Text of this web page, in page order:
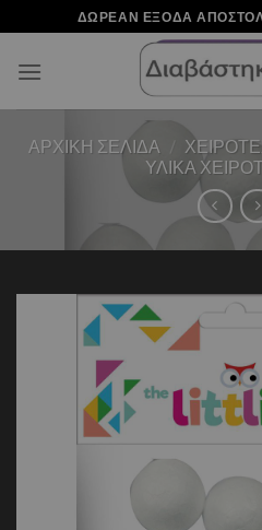
στο
περιεχόμενο
ΔΩΡΕΑΝ ΕΞΟΔΑ
ΑΡΧΙΚΉ ΣΕΛΊΔΑ
ΥΛΙΚΑ